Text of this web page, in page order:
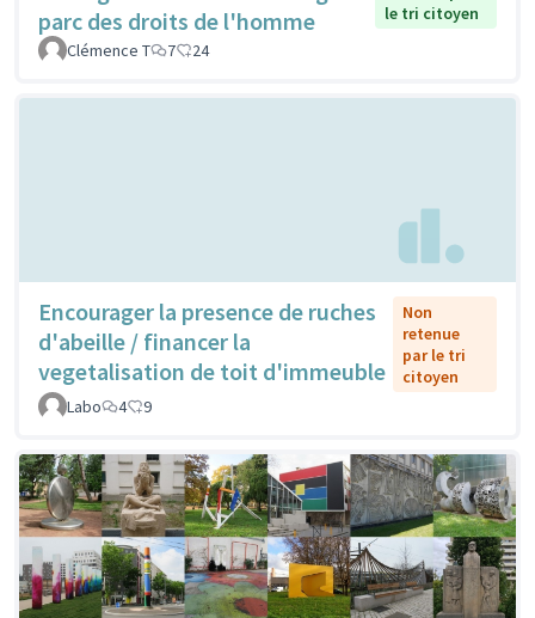
parc des droits de l'homme
le tri citoyen
Clémence T
7 24
Encourager la presence de ruches
d'abeille / financer la
vegetalisation de toit d'immeuble
Non
retenue
par le tri
citoyen
Labo
4 9